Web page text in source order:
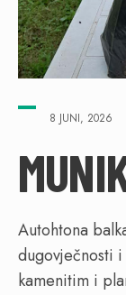
8 JUNI, 2026
Autohtona
dugovječnosti
kamenitim i